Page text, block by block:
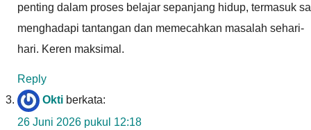
penting dalam proses belajar sepanjang hidup, termasuk
menghadapi tantangan dan memecahkan masalah sehari-
hari. Keren maksimal.
Reply
Okti berkata:
26 Juni 2026 pukul 12:18